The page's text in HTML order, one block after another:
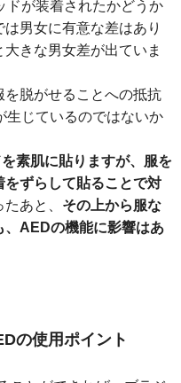
ドが装着されたかどうか
男女に有意な差はあり
きな男女差が出ていま
脱がせることへの抵抗
生じているのではないか
素肌に貼りますが、服を
ずらして貼ることで対
あと、 その上から服な
、AEDの機能に影響はあ
の使用ポイント